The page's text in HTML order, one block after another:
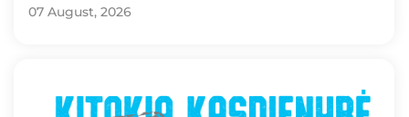
07 August, 2026